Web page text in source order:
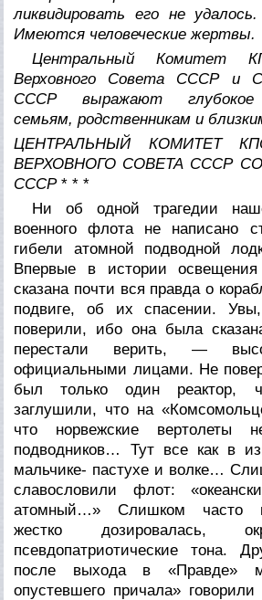
ликвидировать его не
Имеются человеческие жертвы.
Центральный Комитет
Верховного Совета СССР и
СССР выражают глубокое
семьям, родственникам и
ЦЕНТРАЛЬНЫЙ КОМИТЕТ
ВЕРХОВНОГО СОВЕТА СССР
СССР * * *
Ни об одной трагедии
военного флота не написано
гибели атомной подводной
Впервые в истории освещения
сказана почти вся правда о
подвиге, об их спасении.
поверили, ибо она была
перестали верить, —
официальными лицами. Не
был только один реактор,
заглушили, что на
что норвежские вертолеты
подводников… Тут все как в
мальчике- пастухе и волке…
славословили флот:
атомный…» Слишком часто
жестко дозировалась,
псевдопатриотические тона.
после выхода в «Правде»
опустевшего причала»